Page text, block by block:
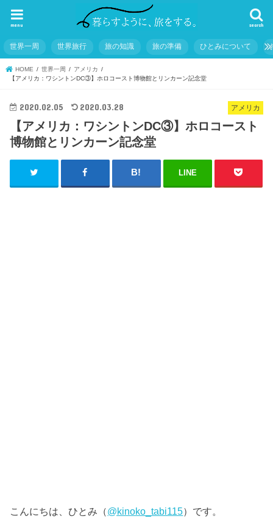
search
menu
世界一周 世界旅行 旅の知識 旅の準備 ひとみについて
HOME 世界一周
アメリカ
【アメリカ：ワシントンDC③】ホロコースト博物館とリンカーン記念堂
アメリカ
2020.02.05 2020.03.28
【アメリカ：ワシントンDC③】ホロコースト
博物館とリンカーン記念堂
LINE
こんにちは、ひとみ（@kinoko_tabi115）です。